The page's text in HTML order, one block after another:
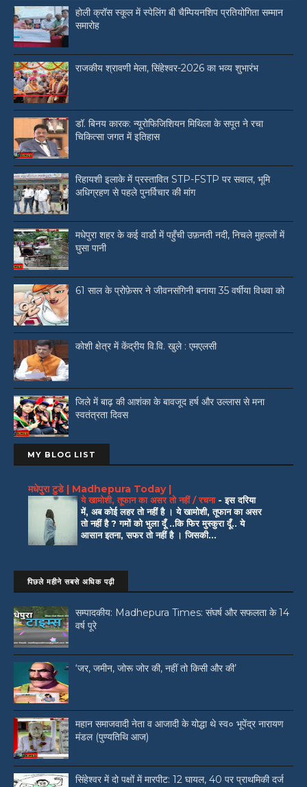
होली क्रॉस स्कूल में स्पेलिंग बी चैम्पियनशिप प्रतियोगिता सम्मान
समारोह
राजकीय श्रावणी मेला, सिंहेश्वर-2026 का भव्य शुभारंभ
डॉ. बिनय कारक: न्यूरोफिजिशियन मिथिला के सपूत ने रचा
चिकित्सा जगत में इतिहास
रिहायशी इलाके में प्रस्तावित STP-FSTP पर सवाल, भूमि
अधिग्रहण से पहले पुनर्विचार की मांग
मधेपुरा शहर के कई वार्डो में पहुँची उफ़नती नदी, निचले मुहल्लों में
घुसा पानी
61 साल के प्रोफ़ेसर ने जीवनसंगिनी बनाया 35 वर्षीया विधवा को
कोशी क्षेत्र में केंद्रीय वि.वि. खुले : एमएलसी
जिले में बाढ़ की आशंका के बावजूद हर्ष और उल्लास से मना
स्वतंत्रता दिवस
MY BLOG LIST
मधेपुरा टुडे | Madhepura Today |
ये खामोशी, तूफान का असर तो नहीं / रचना -इस दरिया
में, अब कोई लहर तो नहीं है । ये खामोशी, तूफान का असर
तो नहीं है ? गमों को भुला दूँ ..कि फिर मुस्कुरा दूँ.. ये
आसान इतना, सफर तो नहीं है । जिसकी...
पिछले महीने सबसे अधिक पढ़ी
सम्पादकीय: Madhepura Times: संघर्ष और सफलता के 14
वर्ष पूरे
‘जर, जमीन, जोरू जोर की, नहीं तो किसी और की’
महान समाजवादी नेता व आजादी के योद्धा थे स्व० भूपेंद्र नारायण
मंडल (पुण्यतिथि आज)
सिंहेश्वर में दो पक्षों में मारपीट: 12 घायल, 40 पर प्राथमिकी दर्ज